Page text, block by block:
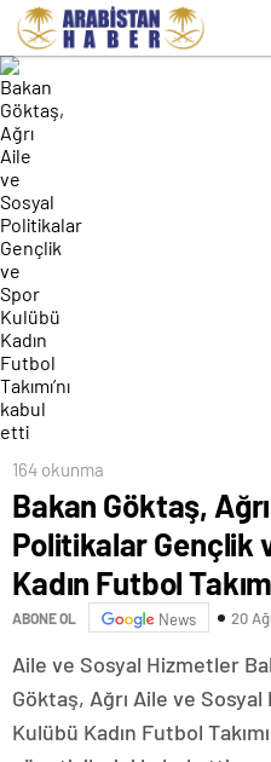
Takımı’nı kabul etti
164 okunma
Bakan Göktaş,
Politikalar Gençlik
Kadın Futbol
ABONE OL News 20
Aile ve Sosyal Hizmetler
Göktaş, Ağrı Aile ve
Kulübü Kadın Futbol